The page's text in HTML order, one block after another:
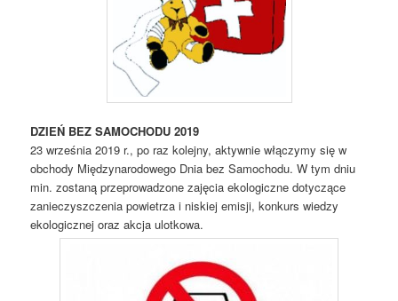
DZIEŃ BEZ SAMOCHODU 2019
23 września 2019 r., po raz kolejny, aktywnie włączymy się w
obchody Międzynarodowego Dnia bez Samochodu. W tym dniu
min. zostaną przeprowadzone zajęcia ekologiczne dotyczące
zanieczyszczenia powietrza i niskiej emisji, konkurs wiedzy
ekologicznej oraz akcja ulotkowa.